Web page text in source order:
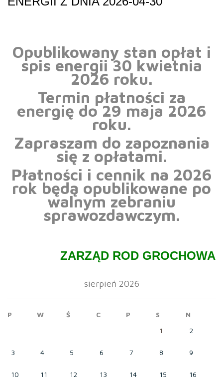
Opublikowany stan opłat i
spis energii 30 kwietnia
2026 roku.
Termin płatności za
energię do 29 maja 2026
roku.
Zapraszam do zapoznania
się z opłatami.
Płatności i cennik na 2026
rok będą opublikowane po
walnym zebraniu
sprawozdawczym.
ZARZĄD ROD GROCHOWA
sierpień 2026
P W Ś C P S
N
1
2
3 4 5 6 7 8 9
10 11 12 13 14 15 16